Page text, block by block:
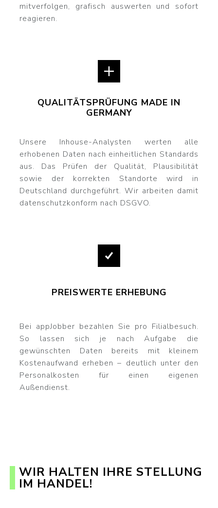
mitverfolgen, grafisch auswerten und sofort
reagieren.
QUALITÄTSPRÜFUNG MADE IN
GERMANY
Unsere Inhouse-Analysten werten alle
erhobenen Daten nach einheitlichen Standards
aus. Das Prüfen der Qualität, Plausibilität
sowie der korrekten Standorte wird in
Deutschland durchgeführt. Wir arbeiten damit
datenschutzkonform nach DSGVO.
PREISWERTE ERHEBUNG
Bei appJobber bezahlen Sie pro Filialbesuch.
So lassen sich je nach Aufgabe die
gewünschten Daten bereits mit kleinem
Kostenaufwand erheben – deutlich unter den
Personalkosten für einen eigenen
Außendienst.
WIR HALTEN IHRE STELLUNG
IM HANDEL!